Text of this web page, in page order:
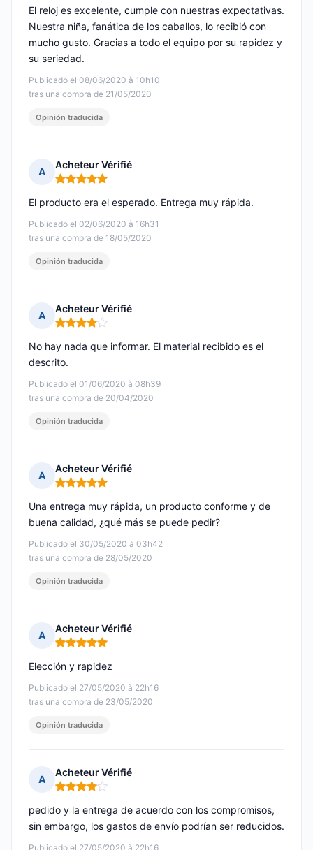
Publicado el 08/06/2020 à 10h10
tras una compra de 21/05/2020
El reloj es excelente, cumple con nuestras expectativas.
Nuestra niña, fanática de los caballos, lo recibió con
mucho gusto. Gracias a todo el equipo por su rapidez y
su seriedad.
Opinión traducida
A
Acheteur Vérifié
Nota: 5 de 5
Publicado el 02/06/2020 à 16h31
tras una compra de 18/05/2020
El producto era el esperado. Entrega muy rápida.
Opinión traducida
A
Acheteur Vérifié
Nota: 4 de 5
Publicado el 01/06/2020 à 08h39
tras una compra de 20/04/2020
No hay nada que informar. El material recibido es el
descrito.
Opinión traducida
A
Acheteur Vérifié
Nota: 5 de 5
Publicado el 30/05/2020 à 03h42
tras una compra de 28/05/2020
Una entrega muy rápida, un producto conforme y de
buena calidad, ¿qué más se puede pedir?
Opinión traducida
A
Acheteur Vérifié
Nota: 5 de 5
Publicado el 27/05/2020 à 22h16
tras una compra de 23/05/2020
Elección y rapidez
Opinión traducida
A
Acheteur Vérifié
Nota: 4 de 5
Publicado el 27/05/2020 à 22h16
pedido y la entrega de acuerdo con los compromisos,
sin embargo, los gastos de envío podrían ser reducidos.